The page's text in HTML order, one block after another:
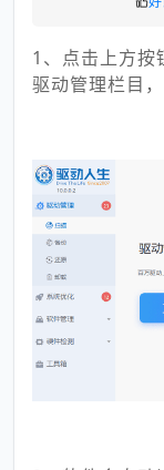
1、点击上方按
驱动管理栏目